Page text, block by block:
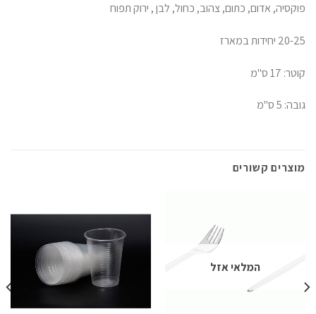
פוקסיה, אדום, כתום, צהוב, כחול, לבן , ירוק תפוח
20-25 יחידות במארז
קוטר: 17 ס"מ
גובה: 5 ס"מ
מוצרים קשורים
המלאי אזל